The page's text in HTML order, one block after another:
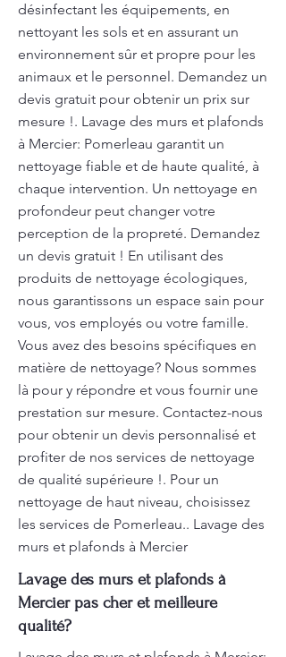
désinfectant les équipements, en
nettoyant les sols et en assurant un
environnement sûr et propre pour les
animaux et le personnel. Demandez un
devis gratuit pour obtenir un prix sur
mesure !. Lavage des murs et plafonds
à Mercier: Pomerleau garantit un
nettoyage fiable et de haute qualité, à
chaque intervention. Un nettoyage en
profondeur peut changer votre
perception de la propreté. Demandez
un devis gratuit ! En utilisant des
produits de nettoyage écologiques,
nous garantissons un espace sain pour
vous, vos employés ou votre famille.
Vous avez des besoins spécifiques en
matière de nettoyage? Nous sommes
là pour y répondre et vous fournir une
prestation sur mesure. Contactez-nous
pour obtenir un devis personnalisé et
profiter de nos services de nettoyage
de qualité supérieure !. Pour un
nettoyage de haut niveau, choisissez
les services de Pomerleau.. Lavage des
murs et plafonds à Mercier
Lavage des murs et plafonds à
Mercier pas cher et meilleure
qualité?